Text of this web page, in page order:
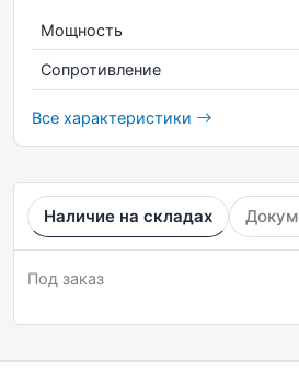
Мощность
Сопротивление
Все характеристики
Наличие на складах
Под заказ